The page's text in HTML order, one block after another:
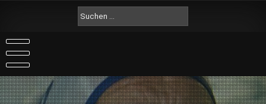
nach: